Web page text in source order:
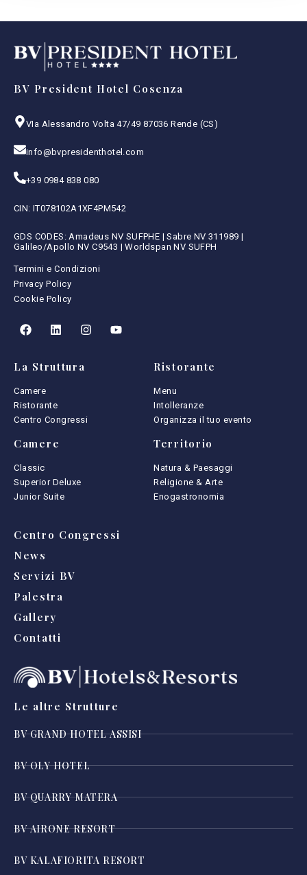
BV President Hotel Cosenza
VIa Alessandro Volta 47/49 87036 Rende (CS)
info@bvpresidenthotel.com
+39 0984 838 080
CIN: IT078102A1XF4PM542
GDS CODES: Amadeus NV SUFPHE | Sabre NV 311989 |
Galileo/Apollo NV C9543 | Worldspan NV SUFPH
Termini e Condizioni
Privacy Policy
Cookie Policy
La Struttura
Camere
Ristorante
Centro Congressi
Camere
Classic
Superior Deluxe
Junior Suite
Ristorante
Menu
Intolleranze
Organizza il tuo evento
Territorio
Natura & Paesaggi
Religione & Arte
Enogastronomia
Centro Congressi
News
Servizi BV
Palestra
Gallery
Contatti
Le altre Strutture
BV GRAND HOTEL ASSISI
BV OLY HOTEL
BV QUARRY MATERA
BV AIRONE RESORT
BV KALAFIORITA RESORT